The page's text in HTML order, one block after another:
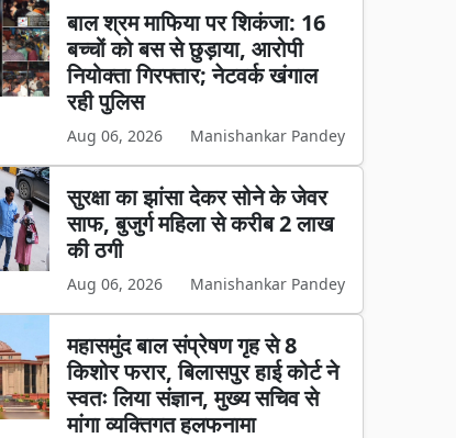
बाल श्रम माफिया पर शिकंजा: 16
बच्चों को बस से छुड़ाया, आरोपी
नियोक्ता गिरफ्तार; नेटवर्क खंगाल
रही पुलिस
Aug 06, 2026 Manishankar Pandey
सुरक्षा का झांसा देकर सोने के जेवर
साफ, बुजुर्ग महिला से करीब 2 लाख
की ठगी
Aug 06, 2026 Manishankar Pandey
महासमुंद बाल संप्रेषण गृह से 8
किशोर फरार, बिलासपुर हाई कोर्ट ने
स्वतः लिया संज्ञान, मुख्य सचिव से
मांगा व्यक्तिगत हलफनामा